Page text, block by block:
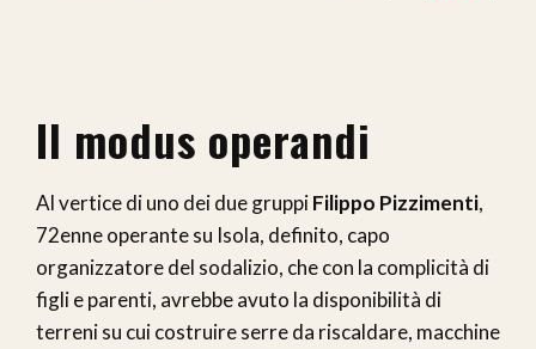
Il modus operandi
Al vertice di uno dei due gruppiFilippo Pizzimenti,
72enne operante su Isola, definito, capo
organizzatore del sodalizio, che con la complicità di
figli e parenti, avrebbe avuto la disponibilità di
terreni su cui costruire serre da riscaldare, macchine